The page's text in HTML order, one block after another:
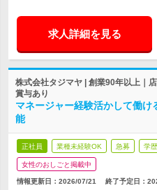
求人詳細を見る
株式会社タジマヤ | 創業90年以上｜
賞与あり
マネージャー経験活かして働
能
正社員 業種未経験OK 急募 学
女性のおしごと掲載中
情報更新日：2026/07/21 終了予定日：